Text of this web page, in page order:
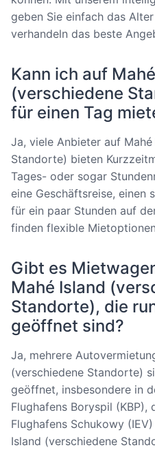
geben Sie einfach das
verhandeln das beste
Kann ich auf
(verschiedene
für einen Tag
Ja, viele Anbieter auf
Standorte) bieten
Tages- oder sogar
eine Geschäftsreise, einen
für ein paar Stunden auf
finden flexible
Gibt es
Mahé Island
Standorte), die
geöffnet sind?
Ja, mehrere
(verschiedene Standorte)
geöffnet, insbesondere in
Flughafens Boryspil (KBP),
Flughafens Schukowy
Island (verschiedene